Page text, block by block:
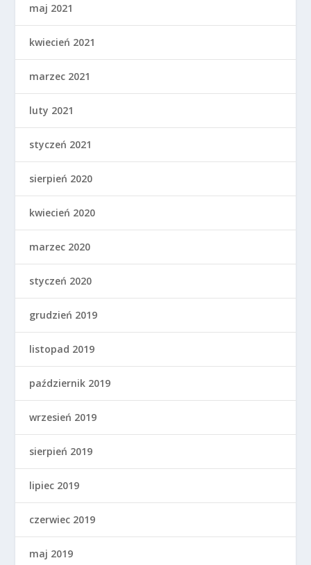
maj 2021
kwiecień 2021
marzec 2021
luty 2021
styczeń 2021
sierpień 2020
kwiecień 2020
marzec 2020
styczeń 2020
grudzień 2019
listopad 2019
październik 2019
wrzesień 2019
sierpień 2019
lipiec 2019
czerwiec 2019
maj 2019